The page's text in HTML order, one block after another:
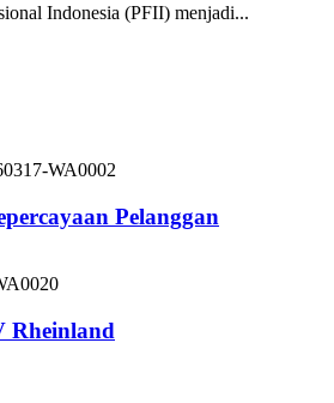
Indonesia (PFII) menjadi...
Pelanggan
Rheinland